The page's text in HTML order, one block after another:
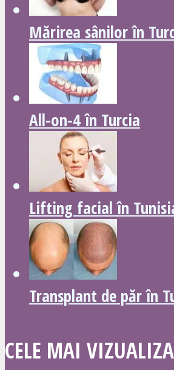
Mărirea sânilor în
All-on-4 în Turcia
Lifting facial în
Transplant de păr în
CELE MAI